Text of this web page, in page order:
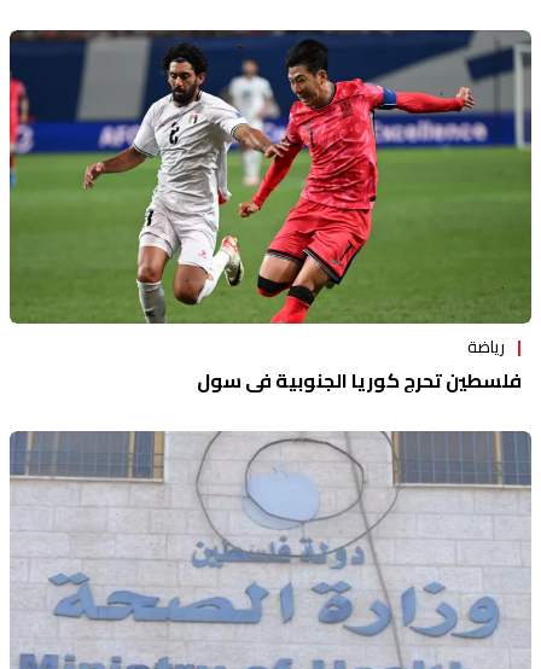
رياضة
فلسطين تحرج كوريا الجنوبية في سول